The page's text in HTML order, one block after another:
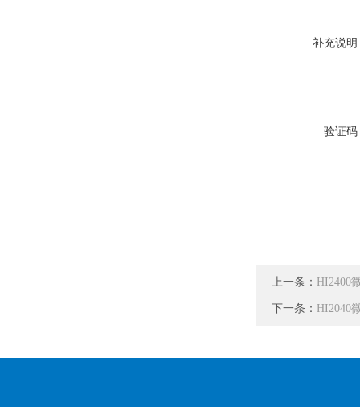
补充说明
验证码
上一条： HI2400
下一条： HI2040